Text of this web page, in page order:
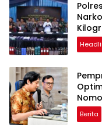
Berita